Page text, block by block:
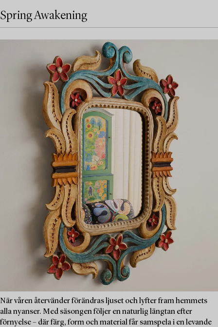
Spring Awakening
När våren återvänder förändras ljuset och lyfter fram hemmets
alla nyanser. Med säsongen följer en naturlig längtan efter
förnyelse – där färg, form och material får samspela i en levande